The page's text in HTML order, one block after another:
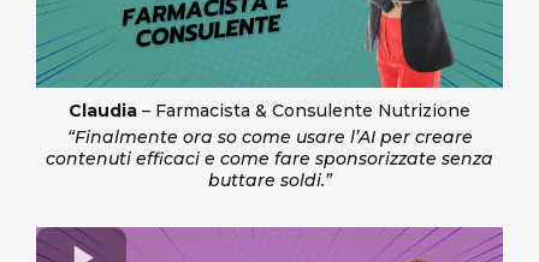
Claudia – Farmacista & Consulente Nutrizione
“Finalmente ora so come usare l’AI per creare
contenuti efficaci e come fare sponsorizzate senza
buttare soldi.”